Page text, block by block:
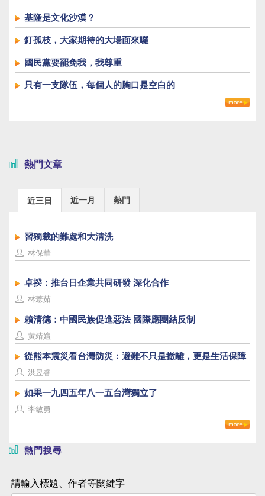
基隆是文化沙漠？
釘孤枝，大家期待的大場面來囉
國民黨要罷免我，我尊重
只有一支隊伍，每個人的胸口是空白的
熱門文章
近三日 近一月 熱門
習獨裁的難處和大清洗
林保華
卓揆：推台日企業共同研發 深化合作
林薏茹
賴清德：中國民族促進惡法 國際應團結反制
黃靖媗
從熊本震災看台灣防災：避難不只是撤離，更是生活保障
洪昱睿
如果一九四五年八一五台灣獨立了
李敏勇
熱門搜尋
請輸入標題、作者等關鍵字